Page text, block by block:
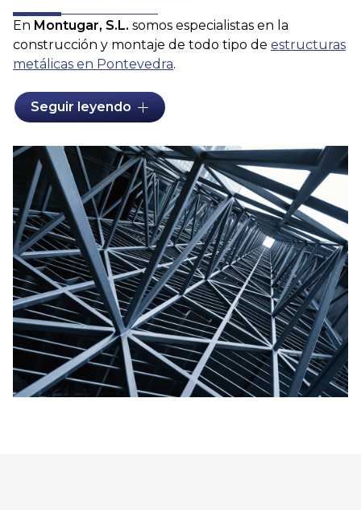
En Montugar, S.L. somos especialistas en la
construcción y montaje de todo tipo de estructuras
metálicas en Pontevedra.
En nuestras instalaciones, nuestros profesionales
realizan
estructuras metálicas para naves
ganaderas... y para ello contamos con unaoficina
técnica propia en Pontevedraque supervisa toda
la construcción, desde la realización del proyecto
inicial hasta las revisiones finales antes de su
entrega al cliente.
Ofrecemos a todos nuestros clientes unservicio
integralpara la construcción deestructuras
metálicas.De esta manera, una vez que contraten
el servicio para construir una estructura metálica, se
incluye desde la fase de diseño de la estructura por
parte de nuestros ingenieros profesionales hasta el
montaje en el lugar donde lo demande el cliente.
Seguir leyendo